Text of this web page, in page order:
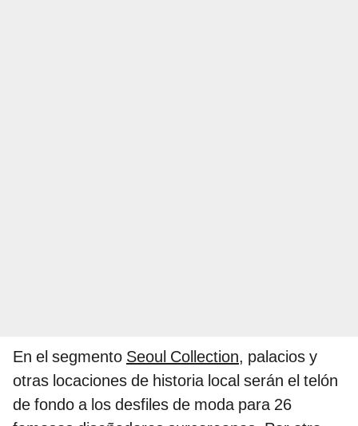
En el segmento Seoul Collection, palacios y
otras locaciones de historia local serán el telón
de fondo a los desfiles de moda para 26